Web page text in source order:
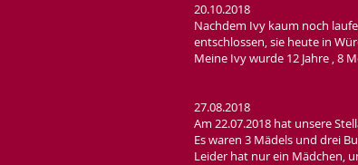
20.10.2018
Nachdem Ivy kaum noch
entschlossen, sie heute in
Meine Ivy wurde 12 Jahre , 8
27.08.2018
Am 22.07.2018 hat unsere
Es waren 3 Mädels und drei
Leider hat nur ein Mädchen,